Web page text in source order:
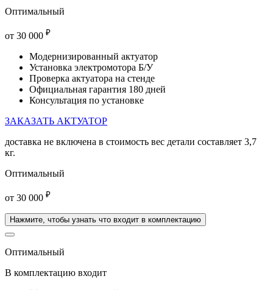
Оптимальный
от 30 000 ₽
Модернизированный актуатор
Установка электромотора Б/У
Проверка актуатора на стенде
Официальная гарантия 180 дней
Консультация по установке
ЗАКАЗАТЬ АКТУАТОР
доставка не включена в стоимость вес детали составляет 3,7
кг.
Оптимальный
от 30 000 ₽
Нажмите, чтобы узнать что входит в комплектацию
Оптимальный
В комплектацию входит